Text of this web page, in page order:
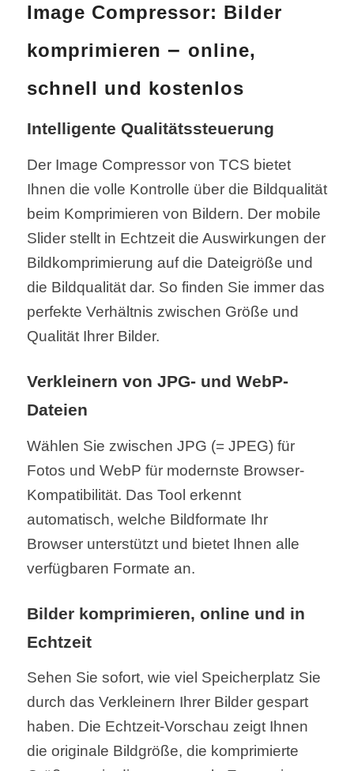
Image Compressor: Bilder
komprimieren – online,
schnell und kostenlos
Intelligente Qualitätssteuerung
Der Image Compressor von TCS bietet
Ihnen die volle Kontrolle über die Bildqualität
beim Komprimieren von Bildern. Der mobile
Slider stellt in Echtzeit die Auswirkungen der
Bildkomprimierung auf die Dateigröße und
die Bildqualität dar. So finden Sie immer das
perfekte Verhältnis zwischen Größe und
Qualität Ihrer Bilder.
Verkleinern von JPG- und WebP-
Dateien
Wählen Sie zwischen JPG (= JPEG) für
Fotos und WebP für modernste Browser-
Kompatibilität. Das Tool erkennt
automatisch, welche Bildformate Ihr
Browser unterstützt und bietet Ihnen alle
verfügbaren Formate an.
Bilder komprimieren, online und in
Echtzeit
Sehen Sie sofort, wie viel Speicherplatz Sie
durch das Verkleinern Ihrer Bilder gespart
haben. Die Echtzeit-Vorschau zeigt Ihnen
die originale Bildgröße, die komprimierte